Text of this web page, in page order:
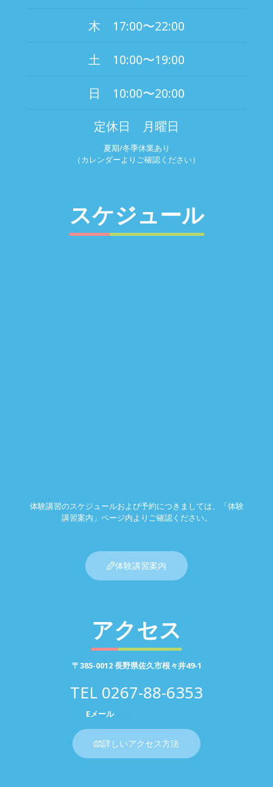
木 17:00〜22:00
土 10:00〜19:00
日 10:00〜20:00
定休日 月曜日
夏期/冬季休業あり
（カレンダーよりご確認ください）
スケジュール
体験講習のスケジュールおよび予約につきましては、「体験
講習案内」ページ内よりご確認ください。
体験講習案内
アクセス
〒385-0012 長野県佐久市根々井49-1
TEL 0267-88-6353
Eメール
詳しいアクセス方法